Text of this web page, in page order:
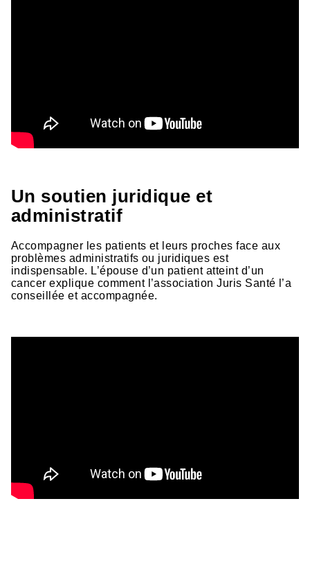
Un soutien juridique et
administratif
Accompagner les patients et leurs proches face aux
problèmes administratifs ou juridiques est
indispensable. L’épouse d’un patient atteint d’un
cancer explique comment l’association Juris Santé l’a
conseillée et accompagnée.